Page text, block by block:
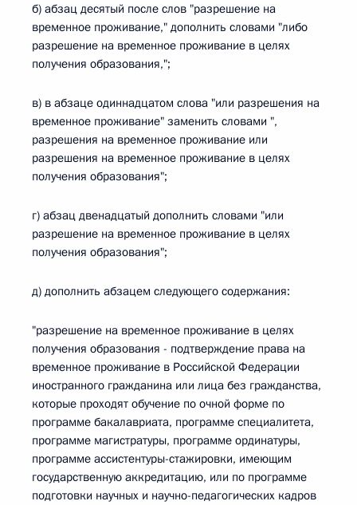
б) абзац десятый после слов "разрешение на
временное проживание," дополнить словами "либо
разрешение на временное проживание в целях
получения образования,";
в) в абзаце одиннадцатом слова "или разрешения на
временное проживание" заменить словами ",
разрешения на временное проживание или
разрешения на временное проживание в целях
получения образования";
г) абзац двенадцатый дополнить словами "или
разрешение на временное проживание в целях
получения образования";
д) дополнить абзацем следующего содержания:
"разрешение на временное проживание в целях
получения образования - подтверждение права на
временное проживание в Российской Федерации
иностранного гражданина или лица без гражданства,
которые проходят обучение по очной форме по
программе бакалавриата, программе специалитета,
программе магистратуры, программе ординатуры,
программе ассистентуры-стажировки, имеющим
государственную аккредитацию, или по программе
подготовки научных и научно-педагогических кадров